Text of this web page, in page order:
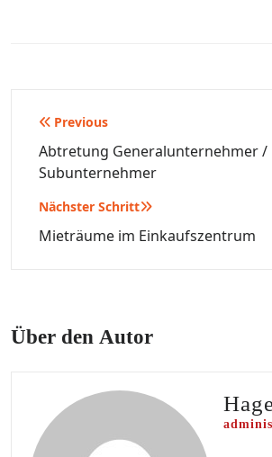
Beitragsnavigation
Previous
Abtretung Generalunternehmer /
Subunternehmer
Nächster Schritt
Mieträume im Einkaufszentrum
Über den Autor